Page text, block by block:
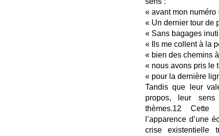
« avant mon numéro
« Un dernier tour de
« Sans bagages
« Ils me collent à la
« bien des chemins
« nous avons pris le
« pour la dernière
Tandis que leur
propos, leur
thèmes.12 Cette
l’apparence d’une
crise existentielle